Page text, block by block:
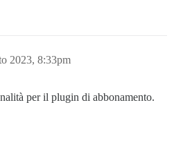
2023, 8:33pm
per il plugin di abbonamento.